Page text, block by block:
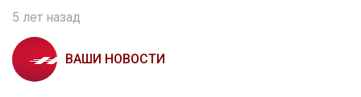
5 лет назад
ВАШИ НОВОСТИ